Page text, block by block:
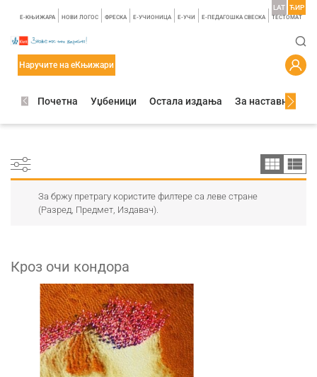
E-КЊИЖАРА НОВИ ЛОГОС ФРЕСКА E-УЧИОНИЦА E-УЧИ Е-ПЕДАГОШКА СВЕСКА TЕСТОМАТ
LAT ЋИР
Наручите на еКњижари
Почетна Уџбеници Остала издања За наставнике
За бржу претрагу користите филтере са леве стране
(Разред, Предмет, Издавач).
Кроз очи кондора